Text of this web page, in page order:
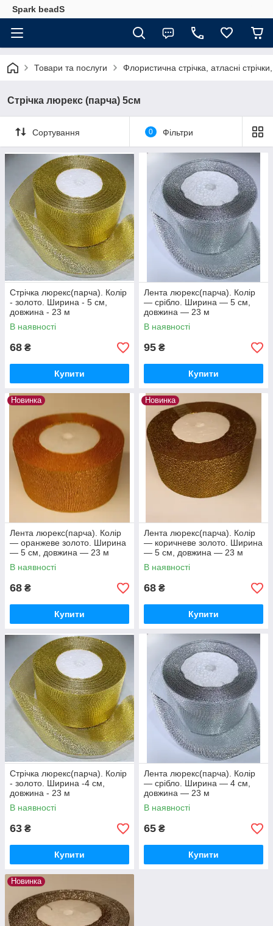
Spark beadS
Товари та послуги Флористична стрічка, атласні
Стрічка люрекс (парча) 5см
Сортування 0 Фільтри
Стрічка люрекс(парча). Колір
- золото. Ширина - 5 см,
довжина - 23 м
В наявності
68 ₴
Купити
Лента люрекс(парча). Колір
— срібло. Ширина — 5 см,
довжина — 23 м
В наявності
95 ₴
Купити
Новинка
Лента люрекс(парча). Колір
— оранжеве золото. Ширина
— 5 см, довжина — 23 м
В наявності
68 ₴
Купити
Новинка
Лента люрекс(парча). Колір
— коричневе золото. Ширина
— 5 см, довжина — 23 м
В наявності
68 ₴
Купити
Стрічка люрекс(парча). Колір
- золото. Ширина -4 см,
довжина - 23 м
В наявності
63 ₴
Купити
Лента люрекс(парча). Колір
— срібло. Ширина — 4 см,
довжина — 23 м
В наявності
65 ₴
Купити
Новинка